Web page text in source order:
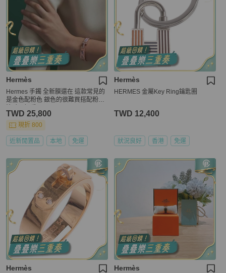
Hermès
Hermes 手鐲 全新膜還在 這款常見的
是金色配粉色 銀色的很難買搭配粉色
TWD 25,800
現折 800
近新閒置品 本地 免運
Hermès
HERMES 金屬Key Ring鑰匙圈
TWD 12,400
狀況良好 香港 免運
Hermès Hermès